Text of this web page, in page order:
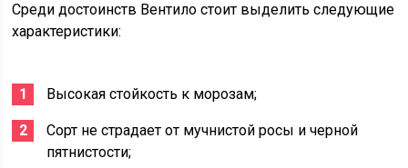
Среди достоинств Вентило стоит выделить следующие
характеристики:
Высокая стойкость к морозам;
Сорт не страдает от мучнистой росы и черной
пятнистости;